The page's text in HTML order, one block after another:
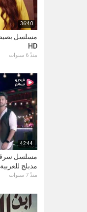
36:40
HD
منذُ 6 سنوات
42:44
مدبلج للعربية HD
منذُ 7 سنوات